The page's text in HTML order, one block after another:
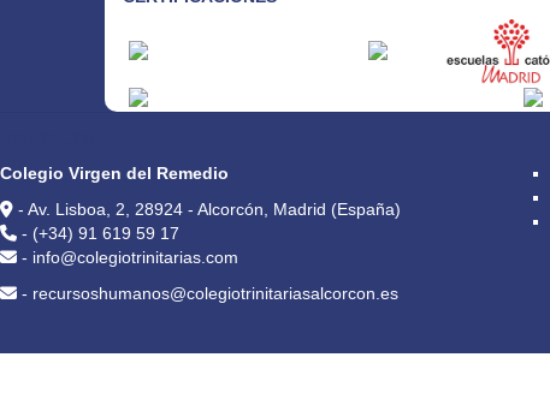
Colegio Virgen del Remedio
- Av. Lisboa, 2, 28924 - Alcorcón, Madrid (España)
- (+34) 91 619 59 17
- info@colegiotrinitarias.com
- recursoshumanos@colegiotrinitariasalcorcon.es